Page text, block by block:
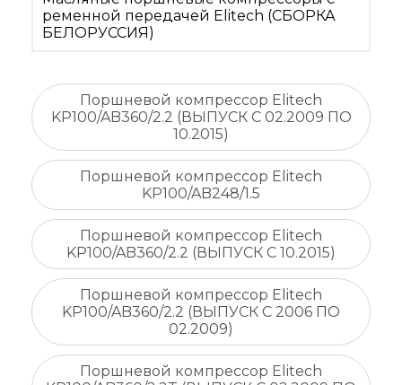
ременной передачей Elitech (СБОРКА
БЕЛОРУССИЯ)
Поршневой компрессор Elitech
KP100/AB360/2.2 (ВЫПУСК С 02.2009 ПО
10.2015)
Поршневой компрессор Elitech
KP100/AB248/1.5
Поршневой компрессор Elitech
KP100/AB360/2.2 (ВЫПУСК С 10.2015)
Поршневой компрессор Elitech
KP100/AB360/2.2 (ВЫПУСК С 2006 ПО
02.2009)
Поршневой компрессор Elitech